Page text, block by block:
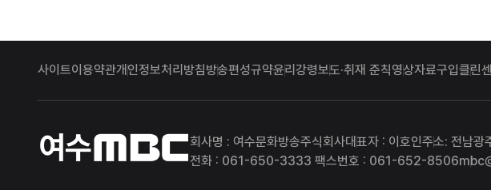
사이트이용약관개인정보처리방침방송편성규약윤리강령보도·취재 준칙영상자료구입클린
여수MBC 회사명 : 여수문화방송주식회사대표자 : 이호인주소: 전남광
전화 : 061-650-3333 팩스번호 : 061-652-8506